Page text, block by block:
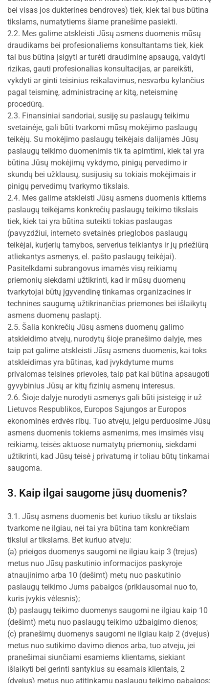
bei visas jos dukterines bendroves) tiek, kiek tai bus būtina
tikslams, numatytiems šiame pranešime pasiekti.
2.2. Mes galime atskleisti Jūsų asmens duomenis mūsų
draudikams bei profesionaliems konsultantams tiek, kiek
tai bus būtina įsigyti ar turėti draudiminę apsaugą, valdyti
rizikas, gauti profesionalias konsultacijas, ar pareikšti,
vykdyti ar ginti teisinius reikalavimus, nesvarbu kylančius
pagal teisminę, administracinę ar kitą, neteisminę
procedūrą.
2.3. Finansiniai sandoriai, susiję su paslaugų teikimu
svetainėje, gali būti tvarkomi mūsų mokėjimo paslaugų
teikėjų. Su mokėjimo paslaugų teikėjais dalijamės Jūsų
paslaugų teikimo duomenimis tik ta apimtimi, kiek tai yra
būtina Jūsų mokėjimų vykdymo, pinigų pervedimo ir
skundų bei užklausų, susijusių su tokiais mokėjimais ir
pinigų pervedimų tvarkymo tikslais.
2.4. Mes galime atskleisti Jūsų asmens duomenis kitiems
paslaugų teikėjams konkrečių paslaugų teikimo tikslais
tiek, kiek tai yra būtina suteikti tokias paslaugas
(pavyzdžiui, interneto svetainės prieglobos paslaugų
teikėjai, kurjerių tarnybos, serverius teikiantys ir jų priežiūrą
atliekantys asmenys, el. pašto paslaugų teikėjai).
Pasitelkdami subrangovus imamės visų reikiamų
priemonių siekdami užtikrinti, kad ir mūsų duomenų
tvarkytojai būtų įgyvendinę tinkamas organizacines ir
technines saugumą užtikrinančias priemones bei išlaikytų
asmens duomenų paslaptį.
2.5. Šalia konkrečių Jūsų asmens duomenų galimo
atskleidimo atvejų, nurodytų šioje pranešimo dalyje, mes
taip pat galime atskleisti Jūsų asmens duomenis, kai toks
atskleidimas yra būtinas, kad įvykdytume mums
privalomas teisines prievoles, taip pat kai būtina apsaugoti
gyvybinius Jūsų ar kitų fizinių asmenų interesus.
2.6. Šioje dalyje nurodyti asmenys gali būti įsisteigę ir už
Lietuvos Respublikos, Europos Sąjungos ar Europos
ekonominės erdvės ribų. Tuo atveju, jeigu perduosime Jūsų
asmens duomenis tokiems asmenims, mes imsimės visų
reikiamų, teisės aktuose numatytų priemonių, siekdami
užtikrinti, kad Jūsų teisė į privatumą ir toliau būtų tinkamai
saugoma.
3. Kaip ilgai saugome jūsų duomenis?
3.1. Jūsų asmens duomenis bet kuriuo tikslu ar tikslais
tvarkome ne ilgiau, nei tai yra būtina tam konkrečiam
tikslui ar tikslams. Bet kuriuo atveju:
(a) prieigos duomenys saugomi ne ilgiau kaip 3 (trejus)
metus nuo Jūsų paskutinio informacijos paskyroje
atnaujinimo arba 10 (dešimt) metų nuo paskutinio
paslaugų teikimo Jums pabaigos (priklausomai nuo to,
kuris įvykis vėlesnis);
(b) paslaugų teikimo duomenys saugomi ne ilgiau kaip 10
(dešimt) metų nuo paslaugų teikimo užbaigimo dienos;
(c) pranešimų duomenys saugomi ne ilgiau kaip 2 (dvejus)
metus nuo sutikimo davimo dienos arba, tuo atveju, jei
pranešimai siunčiami esamiems klientams, siekiant
išlaikyti bei gerinti santykius su esamais klientais, 2
(dvejus) metus nuo atitinkamų paslaugų teikimo pabaigos;